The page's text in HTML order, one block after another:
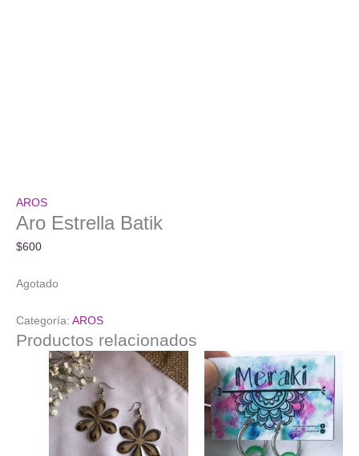
AROS
Aro Estrella Batik
$600
Agotado
Categoría: AROS
Productos relacionados